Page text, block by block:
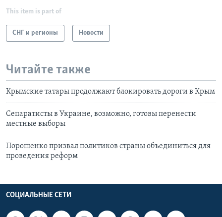
This item is part of
СНГ и регионы Новости
Читайте также
Крымские татары продолжают блокировать дороги в Крым
Сепаратисты в Украине, возможно, готовы перенести
местные выборы
Порошенко призвал политиков страны объединиться для
проведения реформ
СОЦИАЛЬНЫЕ СЕТИ